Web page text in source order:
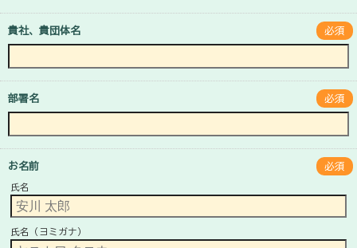
貴社、貴団体名 必須
部署名 必須
お名前 必須
氏名
氏名（ヨミガナ）